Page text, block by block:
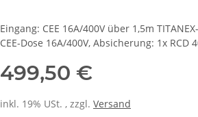
Eingang: CEE 16A/400V über 1,5m
CEE-Dose 16A/400V, Absicherung: 1x RCD
499,50 €
inkl. 19% USt. , zzgl. Versand